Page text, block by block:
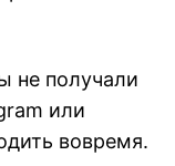
не получали
или
вовремя.